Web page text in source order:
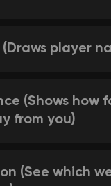
player
(Shows how
from you)
(See which